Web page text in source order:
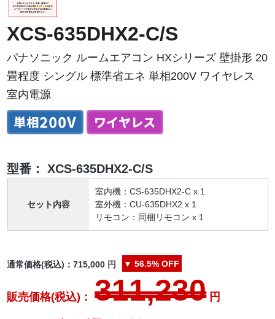
XCS-635DHX2-C/S
パナソニック ルームエアコン HXシリーズ 壁掛形 20
畳程度 シングル 標準省エネ 単相200V ワイヤレス
室内電源
型番： XCS-635DHX2-C/S
セット内容
室内機：CS-635DHX2-C x 1
室外機：CU-635DHX2 x 1
リモコン：同梱リモコン x 1
通常価格(税込)：715,000 円 ▼ 56.5% OFF
販売価格(税込)：311,230円